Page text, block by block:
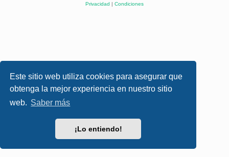
Este sitio web utiliza cookies para asegurar que
obtenga la mejor experiencia en nuestro sitio
web. Saber más
¡Lo entiendo!
Privacidad | Condiciones